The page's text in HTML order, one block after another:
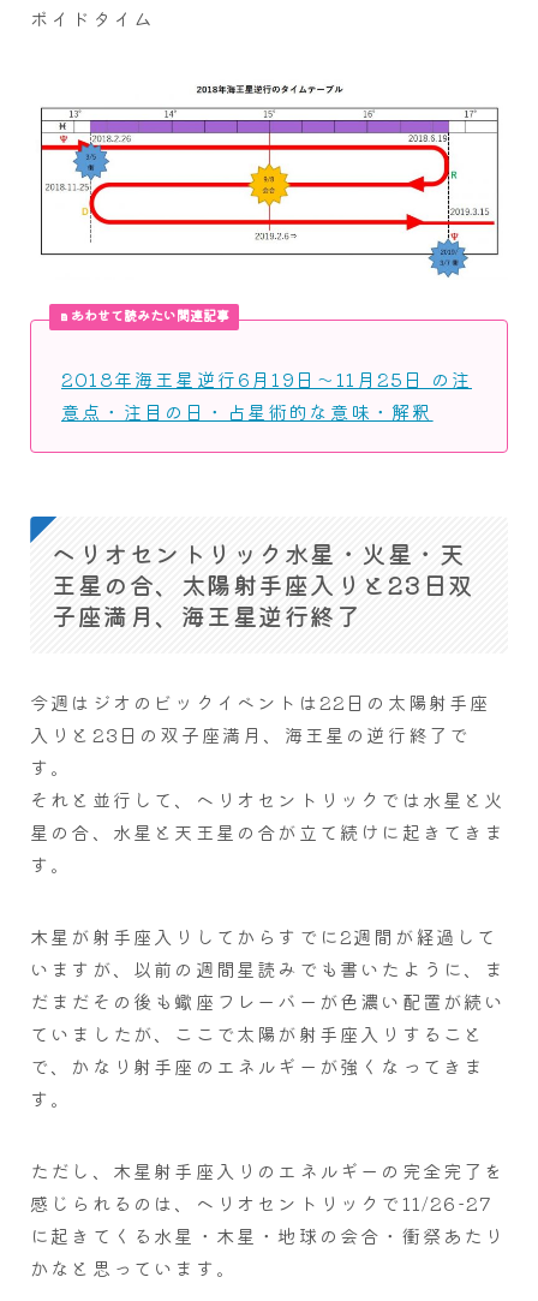
ボイドタイム
あわせて読みたい関連記事
2018年海王星逆行6月19日～11月25日 の注
意点・注目の日・占星術的な意味・解釈
ヘリオセントリック水星・火星・天
王星の合、太陽射手座入りと23日双
子座満月、海王星逆行終了
今週はジオのビックイベントは22日の太陽射手座
入りと23日の双子座満月、海王星の逆行終了で
す。
それと並行して、ヘリオセントリックでは水星と火
星の合、水星と天王星の合が立て続けに起きてきま
す。
木星が射手座入りしてからすでに2週間が経過して
いますが、以前の週間星読みでも書いたように、ま
だまだその後も蠍座フレーバーが色濃い配置が続い
ていましたが、ここで太陽が射手座入りすること
で、かなり射手座のエネルギーが強くなってきま
す。
ただし、木星射手座入りのエネルギーの完全完了を
感じられるのは、ヘリオセントリックで11/26-27
に起きてくる水星・木星・地球の会合・衝祭あたり
かなと思っています。